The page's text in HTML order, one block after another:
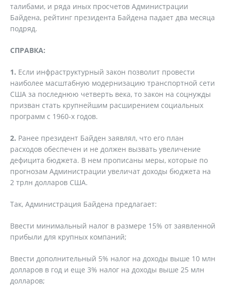
талибами, и ряда иных просчетов Администрации
Байдена, рейтинг президента Байдена падает два месяца
подряд.
СПРАВКА:
1. Если инфраструктурный закон позволит провести
наиболее масштабную модернизацию транспортной сети
США за последнюю четверть века, то закон на соцнужды
призван стать крупнейшим расширением социальных
программ с 1960-х годов.
2. Ранее президент Байден заявлял, что его план
расходов обеспечен и не должен вызвать увеличение
дефицита бюджета. В нем прописаны меры, которые по
прогнозам Администрации увеличат доходы бюджета на
2 трлн долларов США.
Так, Администрация Байдена предлагает:
Ввести минимальный налог в размере 15% от заявленной
прибыли для крупных компаний;
Ввести дополнительный 5% налог на доходы выше 10 млн
долларов в год и еще 3% налог на доходы выше 25 млн
долларов;